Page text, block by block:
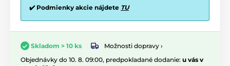
✔️ Podmienky akcie nájdete TU
Skladom > 10 ks
Možnosti dopravy ›
Objednávky do 10. 8. 09:00, predpokladané dodanie: u vás v